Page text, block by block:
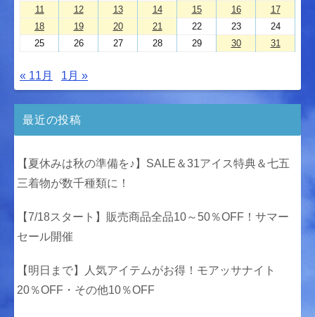
11
12 13 14 15 16
17
18
19 20 21 22 23
24
25
26 27 28 29 30 31
« 11月 1月 »
最近の投稿
【夏休みは秋の準備を♪】SALE＆31アイス特典＆七五
三着物が数千種類に！
【7/18スタート】販売商品全品10～50％OFF！サマー
セール開催
【明日まで】人気アイテムがお得！モアッサナイト
20％OFF・その他10％OFF